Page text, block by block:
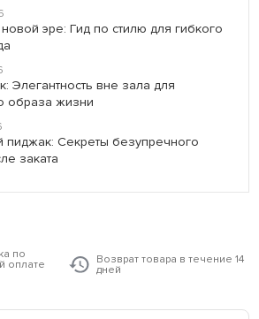
эре: Гид по стилю для гибкого
Элегантность вне зала для
образа жизни
пиджак: Секреты безупречного
заката
по
оплате
Возврат товара в течение 14
дней